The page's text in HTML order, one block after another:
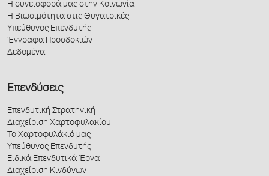
Η συνεισφορά μας στην Κοινωνία
Η Βιωσιμότητα στις Θυγατρικές
Υπεύθυνος Επενδυτής
Έγγραφα Προσδοκιών
Δεδομένα
Επενδύσεις
Επενδυτική Στρατηγική
Διαχείριση Χαρτοφυλακίου
Το Χαρτοφυλάκιό μας
Υπεύθυνος Επενδυτής
Ειδικά Επενδυτικά Έργα
Διαχείριση Κινδύνων